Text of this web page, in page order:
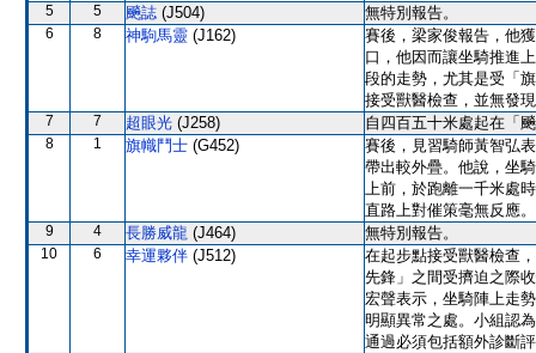
5 5 飈誌 (J504) 無特別報告。
6 8 神駒馬靈 (J162)
賽後，梁家俊報告，他
口，他因而讓坐騎推進
段的走勢，尤其是受「
接受獸醫檢查，並無發
7 7 超眼光 (J258) 自四百五十米處起在「
8 1 旗幟鬥士 (G452)
賽後，見習騎師黃智弘
帶出較外疊。他說，坐
上前，於跑離一千米處
直路上對催策毫無反應
9 4 長勝威龍 (J464) 無特別報告。
10 6 幸運夥伴 (J512)
在起步點接受獸醫檢查
先鋒」之間受擠迫之際
宏聲表示，坐騎陣上走
明顯異常之處。小組認
通過必須包括額外診斷